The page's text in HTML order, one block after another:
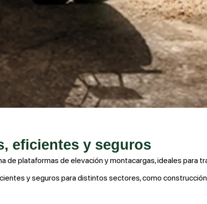
eficientes y seguros
de plataformas de elevación y montacargas, ideales para
y seguros para distintos sectores, como